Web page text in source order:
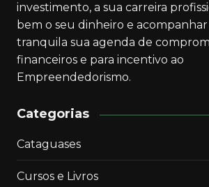
investimento, a sua carreira
bem o seu dinheiro e
tranquila sua agenda de
financeiros e para incentivo ao
Empreendedorismo.
Categorias
Cataguases
Cursos e Livros